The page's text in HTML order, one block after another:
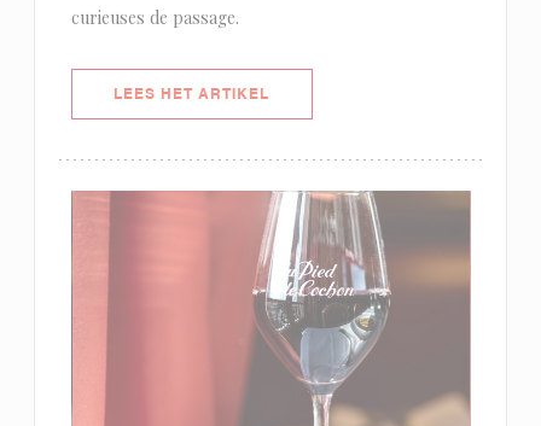
curieuses de passage.
LEES HET ARTIKEL